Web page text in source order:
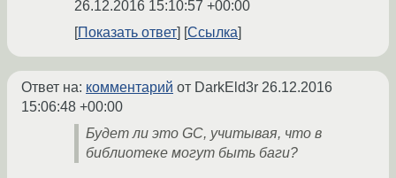
26.12.2016 15:10:57 +00:00
Показать ответ
Ссылка
Ответ на: комментарий от DarkEld3r 26.12.2016
15:06:48 +00:00
Будет ли это GC, учитывая, что в
библиотеке могут быть баги?